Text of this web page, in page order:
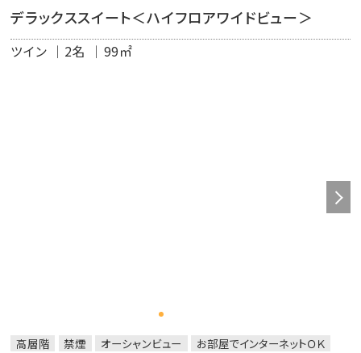
◆Wi-Fi
デラックススイート＜ハイフロアワイドビュー＞
ツイン 2名 99㎡
高層階 禁煙 オーシャンビュー
お部屋でインターネットＯＫ